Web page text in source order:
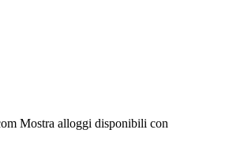
Mostra alloggi disponibili con